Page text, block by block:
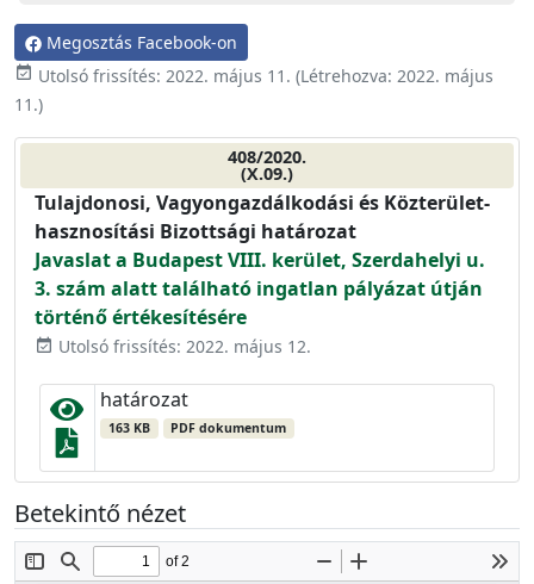
Megosztás Facebook-on
event_available Utolsó frissítés: 2022. május 11. (Létrehozva: 2022. május
11.)
408/2020.
(X.09.)
Tulajdonosi, Vagyongazdálkodási és Közterület-
hasznosítási Bizottsági határozat
Javaslat a Budapest VIII. kerület, Szerdahelyi u.
3. szám alatt található ingatlan pályázat útján
történő értékesítésére
event_available Utolsó frissítés: 2022. május 12.
határozat
163 KB PDF dokumentum
Betekintő nézet